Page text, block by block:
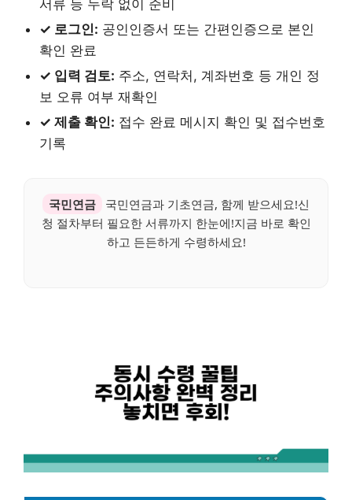
서류 등 누락 없이 준비
✓ 로그인: 공인인증서 또는 간편인증으로 본인
확인 완료
✓ 입력 검토: 주소, 연락처, 계좌번호 등 개인 정
보 오류 여부 재확인
✓ 제출 확인: 접수 완료 메시지 확인 및 접수번호
기록
국민연금
국민연금과 기초연금, 함께 받으세요!신
청 절차부터 필요한 서류까지 한눈에!지금 바로 확인
하고 든든하게 수령하세요!